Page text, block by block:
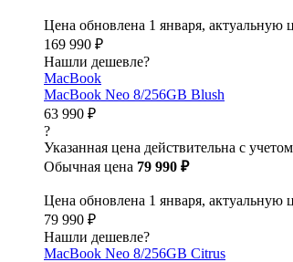
Цена обновлена 1 января, актуальную
169 990 ₽
Нашли дешевле?
MacBook
MacBook Neo 8/256GB Blush
63 990 ₽
?
Указанная цена действительна с
Обычная цена 79 990 ₽
Цена обновлена 1 января, актуальную
79 990 ₽
Нашли дешевле?
MacBook Neo 8/256GB Citrus